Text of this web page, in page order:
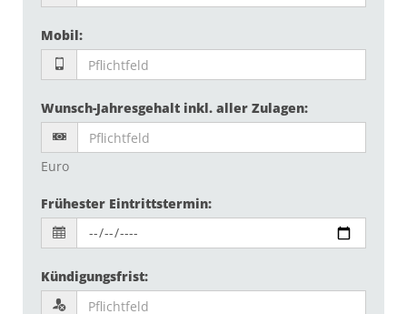
Mobil:
Wunsch-Jahresgehalt inkl. aller Zulagen:
Euro
Frühester Eintrittstermin:
Kündigungsfrist: